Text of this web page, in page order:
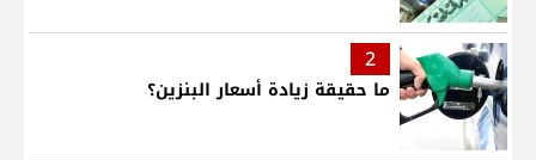
2
ما حقيقة زيادة أسعار البنزين؟